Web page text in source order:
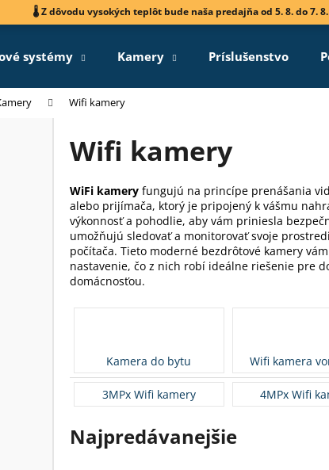
🌡️ Z dôvodu vysokých teplôt bude naša predajňa od 5. 8. do 7.
systémy Kamery Príslušenstvo
Wifi kamery
Wifi kamery
WiFi kamery fungujú na princípe prenášania
alebo prijímača, ktorý je pripojený k vášmu
výkonnosť a pohodlie, aby vám priniesla
umožňujú sledovať a monitorovať svoje
počítača. Tieto moderné bezdrôtové kamery
nastavenie, čo z nich robí ideálne riešenie pre
domácnosťou.
Kamera do bytu Wifi kamera
3MPx Wifi kamery 4MPx Wifi
Najpredávanejšie
Čo potrebujete nájsť?
Odporúčame